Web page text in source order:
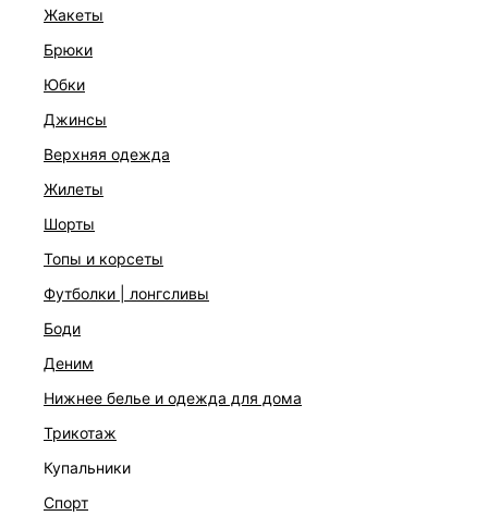
жакеты
брюки
юбки
джинсы
верхняя одежда
жилеты
шорты
топы и корсеты
футболки | лонгсливы
боди
деним
нижнее белье и одежда для дома
трикотаж
купальники
спорт
ПОЛУПАЛЬТО С МЕХОВЫМ ВОРОТНИКОМ
15 999 ₽